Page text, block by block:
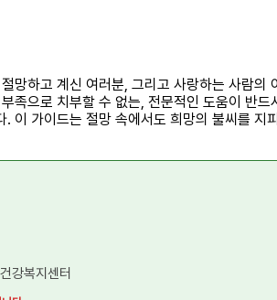
망하고 계신 여러분, 그리고 사랑하는 사람
족으로 치부할 수 없는, 전문적인 도움이 반
이 가이드는 절망 속에서도 희망의 불씨를
강복지센터